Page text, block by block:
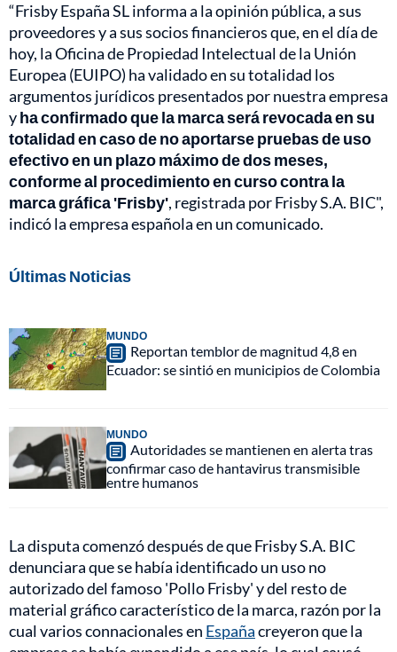
“Frisby España SL informa a la opinión pública, a sus
proveedores y a sus socios financieros que, en el día de
hoy, la Oficina de Propiedad Intelectual de la Unión
Europea (EUIPO) ha validado en su totalidad los
argumentos jurídicos presentados por nuestra empresa
yha confirmado que la marca será revocada en su
totalidad en caso de no aportarse pruebas de uso
efectivo en un plazo máximo de dos meses,
conforme al procedimiento en curso contra la
marca gráfica 'Frisby', registrada por Frisby S.A. BIC",
indicó la empresa española en un comunicado.
Últimas Noticias
MUNDO
Reportan temblor de magnitud 4,8 en
Ecuador: se sintió en municipios de Colombia
MUNDO
Autoridades se mantienen en alerta tras
confirmar caso de hantavirus transmisible
entre humanos
La disputa comenzó después de que Frisby S.A. BIC
denunciara que se había identificado un uso no
autorizado del famoso 'Pollo Frisby' y del resto de
material gráfico característico de la marca, razón por la
cual varios connacionales en Españacreyeron que la